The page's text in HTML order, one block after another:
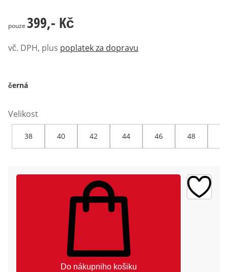
399,- Kč
pouze 399,- Kč
vč. DPH, plus poplatek za dopravu
černá
Velikost
38 40 42 44 46 48
Do nákupniho košiku